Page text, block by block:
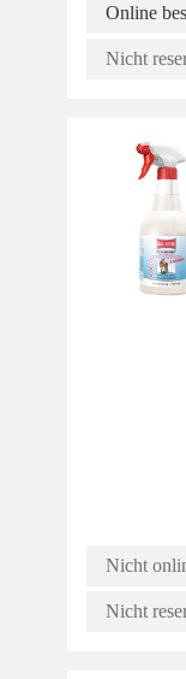
Online
Nicht
Nicht
Nicht